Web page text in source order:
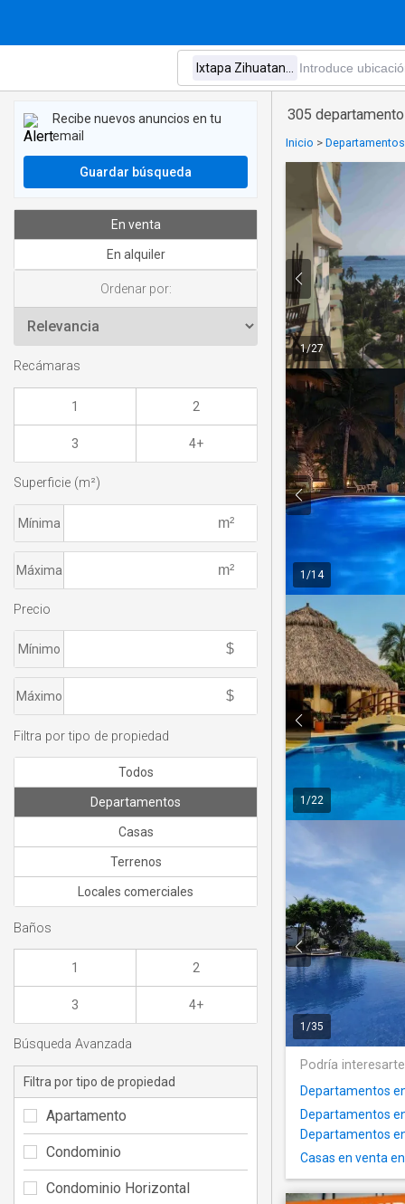
305
Inicio >
1/27
1 /14
1 /22
1 /35
Podría
Departamentos
Departamentos
Departamentos
Casas en venta
Recibe nuevos anuncios en tu
email
Guardar búsqueda
En venta
En alquiler
Ordenar por:
Recámaras
1 2
3 4+
Superficie (m²)
Mínima
Máxima
Precio
Mínimo
Máximo
Filtra por tipo de propiedad
Todos
Departamentos
Casas
Terrenos
Locales comerciales
Baños
1 2
3 4+
Búsqueda Avanzada
Filtra por tipo de propiedad
Apartamento
Condominio
Condominio Horizontal